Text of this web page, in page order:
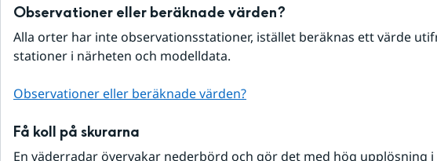
Observationer eller beräknade värden?
Alla orter har inte observationsstationer, istället beräknas ett värde
stationer i närheten och modelldata.
Observationer eller beräknade värden?
Få koll på skurarna
En väderradar övervakar nederbörd och gör det med hög upplösning i